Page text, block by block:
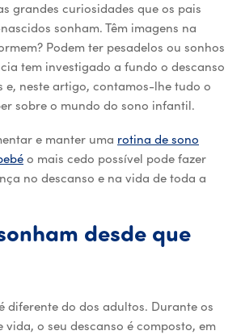
grandes curiosidades que os pais
sonham. Têm imagens na
Podem ter pesadelos ou sonhos
tem investigado a fundo o descanso
e, neste artigo, contamos-lhe tudo o
sobre o mundo do sono infantil.
e manter uma rotina de sono
o mais cedo possível pode fazer
no descanso e na vida de toda a
desde que
diferente do dos adultos. Durante os
vida, o seu descanso é composto, em